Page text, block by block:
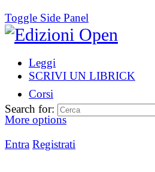
Toggle Side Panel
Leggi
SCRIVI UN LIBRICK
Corsi
More options
Entra Registrati
Search for: